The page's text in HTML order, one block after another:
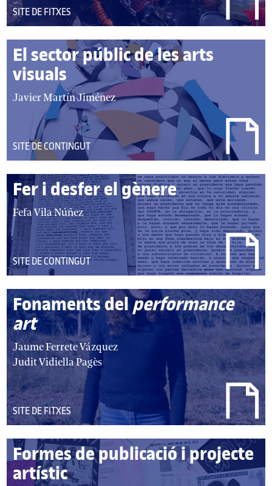
DEL
TIPUS:
SITE DE FITXES
El sector públic de les arts
visuals
autor/autors:
Javier Martín-Jiménez
DEL
TIPUS:
SITE DE CONTINGUT
Fer i desfer el gènere
autor/autors:
Fefa Vila Núñez
DEL
TIPUS:
SITE DE CONTINGUT
Fonaments del performance
art
autor/autors:
Jaume Ferrete Vázquez
Judit Vidiella Pagès
DEL
TIPUS:
SITE DE FITXES
Formes de publicació i projecte
artístic